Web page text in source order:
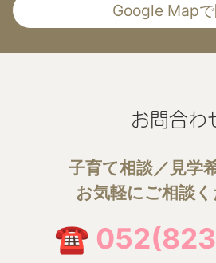
Google Mapで
お問合わ
子育て相談／見学
お気軽にご相談く
☎